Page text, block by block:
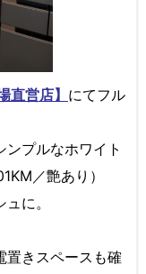
直営店】 にてフル
プルなホワイト
／艶あり）
に。
置きスペースも確